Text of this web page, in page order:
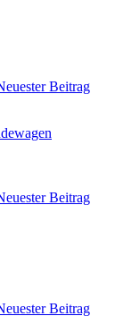
Beitrag
Beitrag
Beitrag